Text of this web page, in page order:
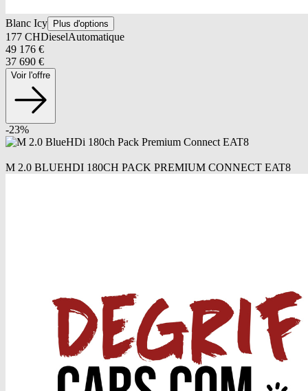
Blanc Icy Plus d'options
177 CHDieselAutomatique
49 176 €
37 690 €
Voir l'offre
-23%
M 2.0 BLUEHDI 180CH PACK PREMIUM CONNECT EAT8